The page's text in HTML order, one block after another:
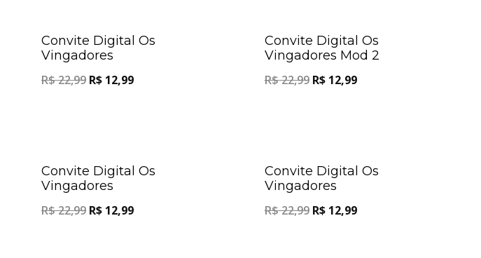
Convite Digital Os
Vingadores
R$22,99 R$ 12,99
Convite Digital Os
Vingadores Mod 2
R$22,99 R$12,99
Convite Digital Os
Vingadores
R$22,99 R$ 12,99
Convite Digital Os
Vingadores
R$22,99 R$12,99